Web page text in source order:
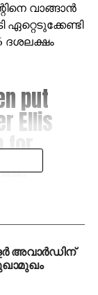
വാങ്ങാന്‍
ദശലക്ഷം
put
Ellis
for
20,
അവാര്‍ഡിന്